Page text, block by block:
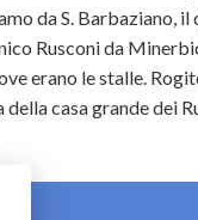
da S. Barbaziano,
Rusconi da
erano le stalle.
casa grande dei